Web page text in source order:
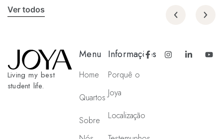
Ver todos
Living my best
student life.
Menu
Home
Quartos
Sobre
Informações
Porquê o
Joya
Localização